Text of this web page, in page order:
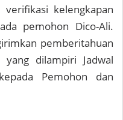
kelengkapan
pemohon Dico-Ali.
pemberitahuan
yang dilampiri Jadwal
Pemohon dan